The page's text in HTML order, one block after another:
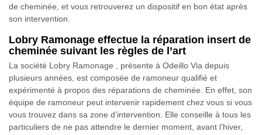
de cheminée, et vous retrouverez un dispositif en bon état après
son intervention.
Lobry Ramonage effectue la réparation insert de
cheminée suivant les règles de l’art
La société Lobry Ramonage , présente à Odeillo Via depuis
plusieurs années, est composée de ramoneur qualifié et
expérimenté à propos des réparations de cheminée. En effet, son
équipe de ramoneur peut intervenir rapidement chez vous si vous
vous trouvez dans sa zone d’intervention. Elle conseille à tous les
particuliers de ne pas attendre le dernier moment, avant l’hiver,